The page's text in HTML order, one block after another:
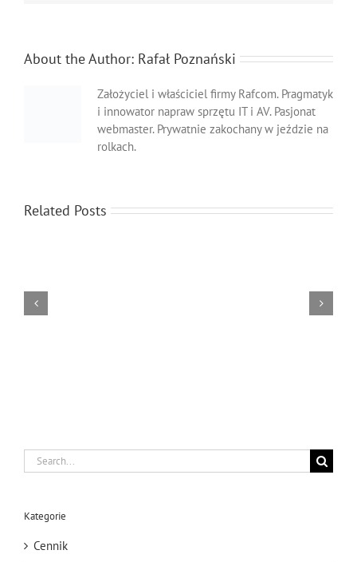
About the Author: Rafał Poznański
Założyciel i właściciel firmy Rafcom. Pragmatyk
i innowator napraw sprzętu IT i AV. Pasjonat
webmaster. Prywatnie zakochany w jeździe na
rolkach.
Related Posts
Search
for:
Kategorie
Cennik